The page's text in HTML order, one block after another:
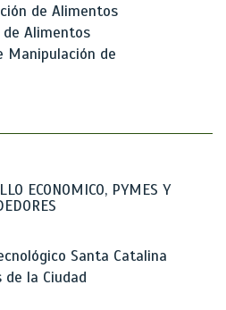
de Alimentos
de Alimentos
Manipulación de
ECONOMICO, PYMES Y
Santa Catalina
de la Ciudad